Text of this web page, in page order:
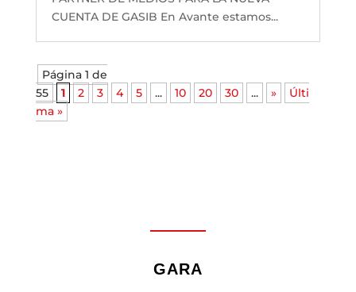
CUENTA DE GASIB En Avante estamos...
Página 1 de
55
1 2 3 4 5 ... 10 20 30 ... »
Últi
ma »
GARA